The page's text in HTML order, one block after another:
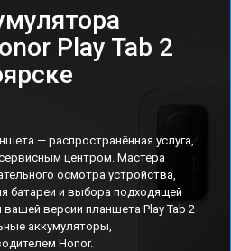
Play Tab 2
— распространённая услуга,
центром. Мастера
осмотра устройства,
батареи и выбора подходящей
версии планшета Play Tab 2
аккумуляторы,
Honor.